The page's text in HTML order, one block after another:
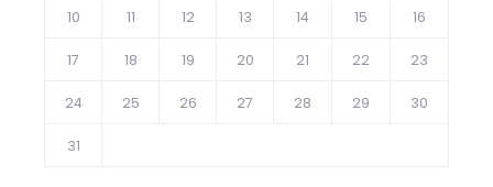
10 11 12 13 14 15 16
17 18 19 20 21 22 23
24 25 26 27 28 29 30
31